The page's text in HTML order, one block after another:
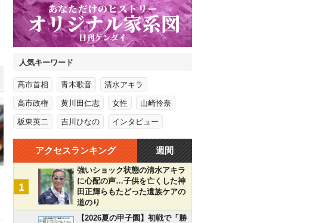
人気キーワード
高市首相 青木歌音 清水アキラ
高市政権 黄川田仁志 女性 山崎怜奈
板東英二 吉川ひなの インタビュー
アクセスランキング 週間
1
強いショック状態の清水アキラ
に心配の声…子供を亡くした神
田正輝らもたどった遺族ケアの
道のり
【2026夏の甲子園】初戦で「勝